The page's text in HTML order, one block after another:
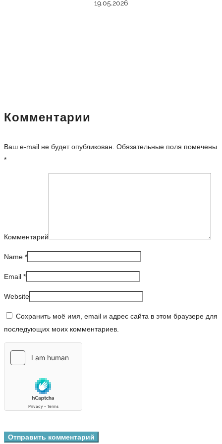
19.05.2026
Комментарии
Ваш e-mail не будет опубликован. Обязательные поля помечены
*
Комментарий
Name *
Email *
Website
Сохранить моё имя, email и адрес сайта в этом браузере для
последующих моих комментариев.